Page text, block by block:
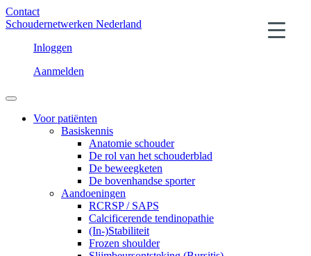
Contact
Schoudernetwerken Nederland
Inloggen
Aanmelden
Voor patiënten
Basiskennis
Anatomie schouder
De rol van het schouderblad
De beweegketen
De bovenhandse sporter
Aandoeningen
RCRSP / SAPS
Calcificerende tendinopathie
(In-)Stabiliteit
Frozen shoulder